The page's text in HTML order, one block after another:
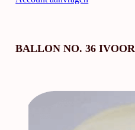
BALLON NO. 36 IVOOR